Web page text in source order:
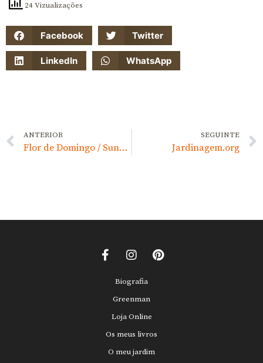
24 Vizualizações
Facebook Twitter
LinkedIn WhatsApp
ANTERIOR
Flor de Domingo / Sunday Flower
SEGUINTE
Jardinagem.org
Biografia
Greenman
Loja Online
Os meus livros
O meu jardim